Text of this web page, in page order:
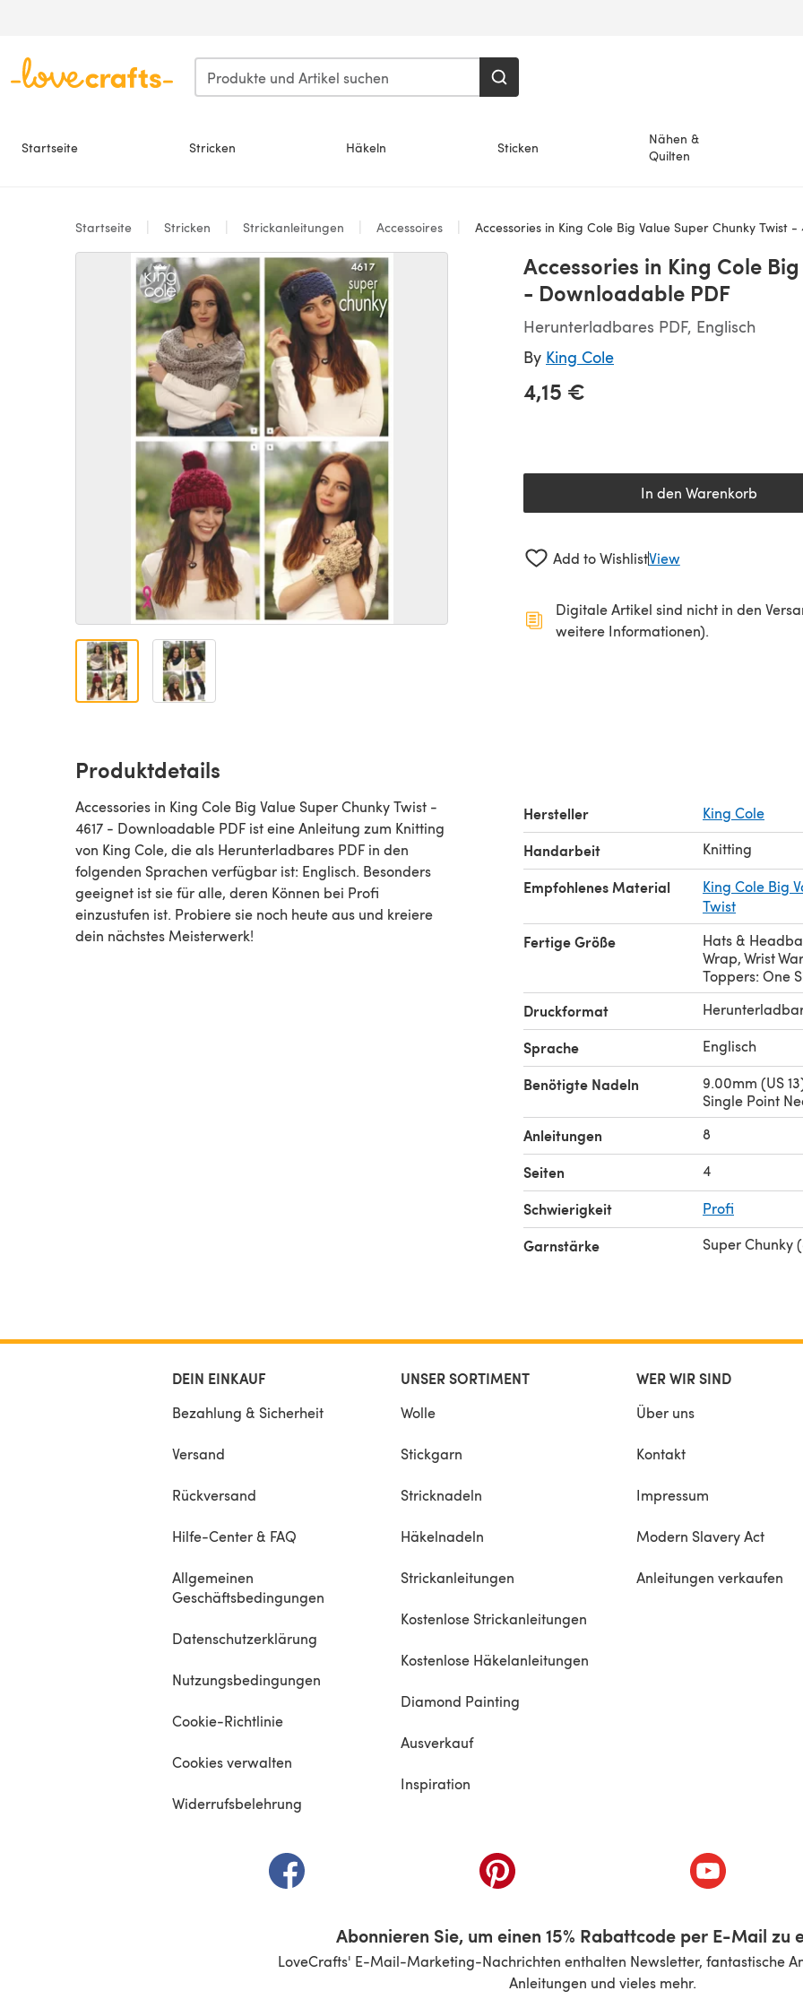
Startseite Stricken Häkeln Sticken
Nähen &
Quilten
Startseite Stricken Strickanleitungen Accessoires Accessories in King Cole Big Value Super Chunky Twist -
Accessories in King Cole
- Downloadable PDF
Herunterladbares PDF, Englisch
By King Cole
4,15 €
In den Warenkorb
Add to WishlistView
Digitale Artikel sind nicht in den
weitere Informationen).
Produktdetails
Accessories in King Cole Big Value Super Chunky Twist -
4617 - Downloadable PDF ist eine Anleitung zum Knitting
von King Cole, die als Herunterladbares PDF in den
folgenden Sprachen verfügbar ist: Englisch. Besonders
geeignet ist sie für alle, deren Können bei Profi
einzustufen ist. Probiere sie noch heute aus und kreiere
dein nächstes Meisterwerk!
Hersteller King Cole
Handarbeit Knitting
Empfohlenes Material
King Cole Big
Twist
Fertige Größe
Hats &
Wrap, Wrist
Toppers: One
Druckformat
Sprache Englisch
Benötigte Nadeln
9.00mm (US
Single Point
Anleitungen 8
Seiten 4
Schwierigkeit Profi
Garnstärke Super Chunky
DEIN EINKAUF
Bezahlung & Sicherheit
Versand
Rückversand
Hilfe-Center & FAQ
Allgemeinen
Geschäftsbedingungen
Datenschutzerklärung
Nutzungsbedingungen
Cookie-Richtlinie
Cookies verwalten
Widerrufsbelehrung
UNSER SORTIMENT
Wolle
Stickgarn
Stricknadeln
Häkelnadeln
Strickanleitungen
Kostenlose Strickanleitungen
Kostenlose Häkelanleitungen
Diamond Painting
Ausverkauf
Inspiration
WER WIR SIND
Über uns
Kontakt
Impressum
Modern Slavery Act
Anleitungen verkaufen
(öffnet sich in einem neuen Tab)(öffnet sich in einem neuen Tab)(öffnet sich in
Abonnieren Sie, um einen 15% Rabattcode per E-Mail zu
LoveCrafts' E-Mail-Marketing-Nachrichten enthalten Newsletter, fantastische
Anleitungen und vieles mehr.